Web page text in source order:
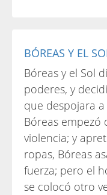
BÓREAS Y EL
Bóreas y el Sol
poderes, y
que despojara
Bóreas
violencia; y
ropas, Bóreas
fuerza; pero el
se colocó otro